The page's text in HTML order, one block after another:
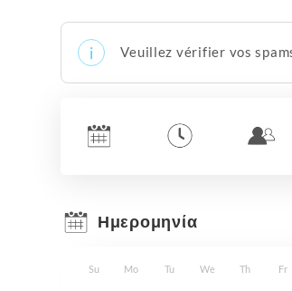
Veuillez vérifier vos
Ημερομηνία
Su Mo Tu We Th Fr